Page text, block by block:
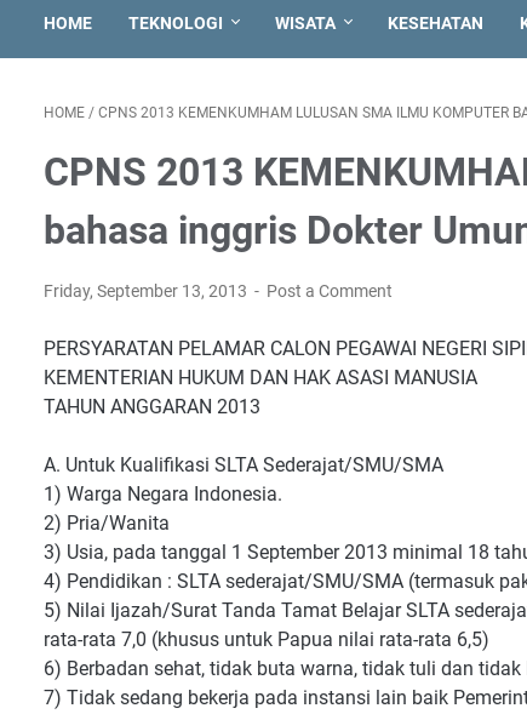
HOME TEKNOLOGI WISATA KESEHATAN
HOME / CPNS 2013 KEMENKUMHAM LULUSAN SMA ILMU KOMPUTER
CPNS 2013
bahasa inggris Dokter
Friday, September 13, 2013 Post a Comment
PERSYARATAN PELAMAR CALON PEGAWAI NEGERI
KEMENTERIAN HUKUM DAN HAK ASASI MANUSIA
TAHUN ANGGARAN 2013
A. Untuk Kualifikasi SLTA Sederajat/SMU/SMA
1) Warga Negara Indonesia.
2) Pria/Wanita
3) Usia, pada tanggal 1 September 2013 minimal 18
4) Pendidikan : SLTA sederajat/SMU/SMA (termasuk
5) Nilai Ijazah/Surat Tanda Tamat Belajar SLTA
rata-rata 7,0 (khusus untuk Papua nilai rata-rata 6,5)
6) Berbadan sehat, tidak buta warna, tidak tuli dan tidak
7) Tidak sedang bekerja pada instansi lain baik